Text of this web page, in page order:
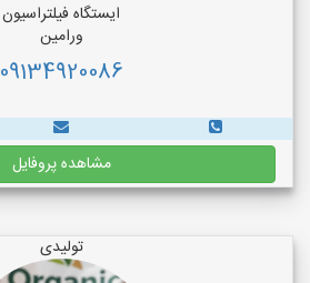
ایستگاه فیلتراسیون
ورامین
09134920086
مشاهده پروفایل
تولیدی